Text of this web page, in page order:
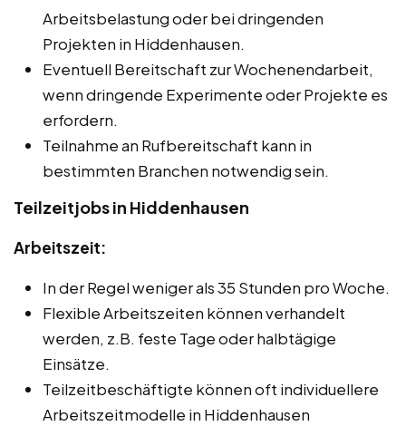
Arbeitsbelastung oder bei dringenden
Projekten in Hiddenhausen.
Eventuell Bereitschaft zur Wochenendarbeit,
wenn dringende Experimente oder Projekte es
erfordern.
Teilnahme an Rufbereitschaft kann in
bestimmten Branchen notwendig sein.
Teilzeitjobs in Hiddenhausen
Arbeitszeit:
In der Regel weniger als 35 Stunden pro Woche.
Flexible Arbeitszeiten können verhandelt
werden, z.B. feste Tage oder halbtägige
Einsätze.
Teilzeitbeschäftigte können oft individuellere
Arbeitszeitmodelle in Hiddenhausen